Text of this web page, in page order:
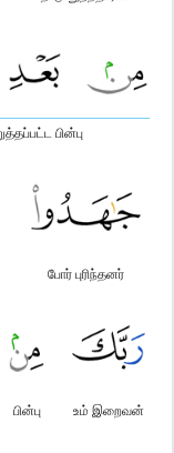
பின்பு
போர் புரிந்தனர்
உம் இறைவன்
பின்பு